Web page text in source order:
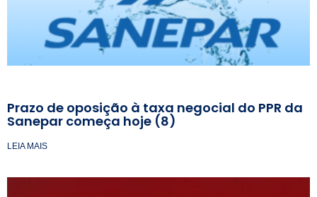
Prazo de oposição à taxa negocial do PPR da
Sanepar começa hoje (8)
LEIA MAIS